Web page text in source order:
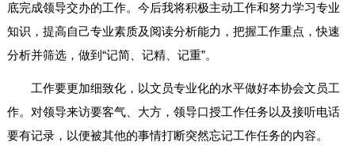
底完成领导交办的工作。今后我将积极主动工作和努力学习专业
知识，提高自己专业素质及阅读分析能力，把握工作重点，快速
分析并筛选，做到“记简、记精、记重”。
工作要更加细致化，以文员专业化的水平做好本协会文员工
作。对领导来访要客气、大方，领导口授工作任务以及接听电话
要有记录，以便被其他的事情打断突然忘记工作任务的内容。